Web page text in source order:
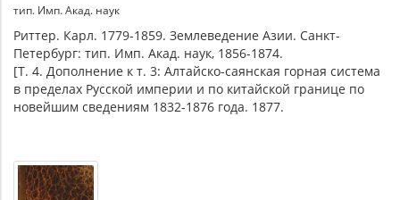
тип. Имп. Акад. наук
Риттер. Карл. 1779-1859. Землеведение Азии. Санкт-
Петербург: тип. Имп. Акад. наук, 1856-1874.
[Т. 4. Дополнение к т. 3: Алтайско-саянская горная система
в пределах Русской империи и по китайской границе по
новейшим сведениям 1832-1876 года. 1877.